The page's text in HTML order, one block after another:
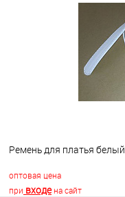
Ремень для платья белый
оптовая цена
при входена сайт